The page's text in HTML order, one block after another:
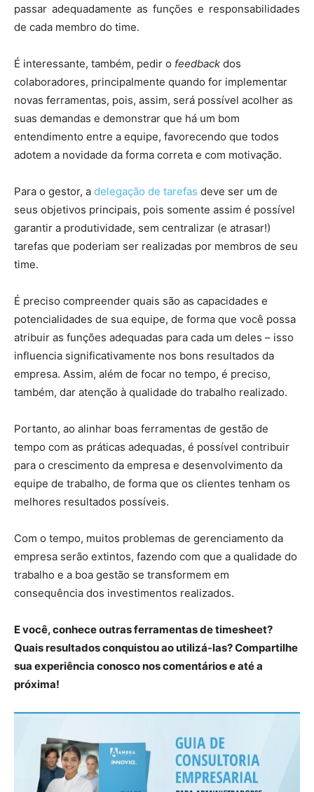
passar adequadamente as funções e responsabilidades
de cada membro do time.
É interessante, também, pedir o feedback dos
colaboradores, principalmente quando for implementar
novas ferramentas, pois, assim, será possível acolher as
suas demandas e demonstrar que há um bom
entendimento entre a equipe, favorecendo que todos
adotem a novidade da forma correta e com motivação.
Para o gestor, a delegação de tarefas deve ser um de
seus objetivos principais, pois somente assim é possível
garantir a produtividade, sem centralizar (e atrasar!)
tarefas que poderiam ser realizadas por membros de seu
time.
É preciso compreender quais são as capacidades e
potencialidades de sua equipe, de forma que você possa
atribuir as funções adequadas para cada um deles – isso
influencia significativamente nos bons resultados da
empresa. Assim, além de focar no tempo, é preciso,
também, dar atenção à qualidade do trabalho realizado.
Portanto, ao alinhar boas ferramentas de gestão de
tempo com as práticas adequadas, é possível contribuir
para o crescimento da empresa e desenvolvimento da
equipe de trabalho, de forma que os clientes tenham os
melhores resultados possíveis.
Com o tempo, muitos problemas de gerenciamento da
empresa serão extintos, fazendo com que a qualidade do
trabalho e a boa gestão se transformem em
consequência dos investimentos realizados.
E você, conhece outras ferramentas de timesheet?
Quais resultados conquistou ao utilizá-las? Compartilhe
sua experiência conosco nos comentários e até a
próxima!